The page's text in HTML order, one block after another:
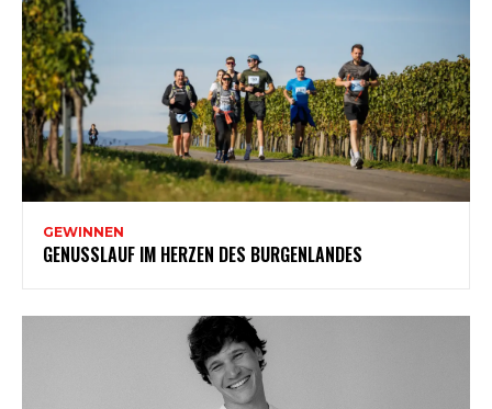
GEWINNEN
GENUSSLAUF IM HERZEN DES BURGENLANDES